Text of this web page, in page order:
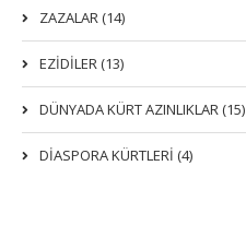
ZAZALAR (14)
EZIDILER (13)
DÜNYADA KÜRT AZINLIKLAR (15)
DİASPORA KÜRTLERİ (4)